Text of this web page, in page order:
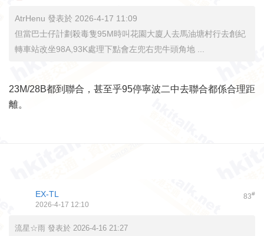
AtrHenu 發表於 2026-4-17 11:09
但當巴士仔計劃殺毒隻95M時叫花園大廈人去馬油塘村行去創紀
轉車站改坐98A,93K處理下點會左兜右兜牛頭角地 ...
23M/28B都到聯合，甚至乎95停寧波二中去聯合都係合理距
離。
83#
EX-TL
2026-4-17 12:10
流星☆雨 發表於 2026-4-16 21:27